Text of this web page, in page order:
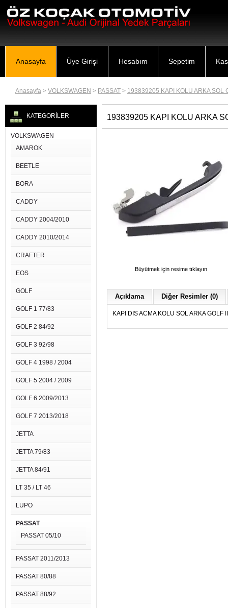
Anasayfa Üye Girişi Hesabım Sepetim
Anasayfa > VOLKSWAGEN > PASSAT > 193839205 KAPI KOLU ARKA SOL
KATEGORİLER
VOLKSWAGEN
AMAROK
BEETLE
BORA
CADDY
CADDY 2004/2010
CADDY 2010/2014
CRAFTER
EOS
GOLF
GOLF 1 77/83
GOLF 2 84/92
GOLF 3 92/98
GOLF 4 1998 / 2004
GOLF 5 2004 / 2009
GOLF 6 2009/2013
GOLF 7 2013/2018
JETTA
JETTA 79/83
JETTA 84/91
LT 35 / LT 46
LUPO
PASSAT
PASSAT 05/10
PASSAT 2011/2013
PASSAT 80/88
PASSAT 88/92
193839205 KAPI KOLU ARKA
Büyütmek için resime tıklayın
Açıklama Diğer Resimler (0)
KAPI DIS ACMA KOLU SOL ARKA GOLF